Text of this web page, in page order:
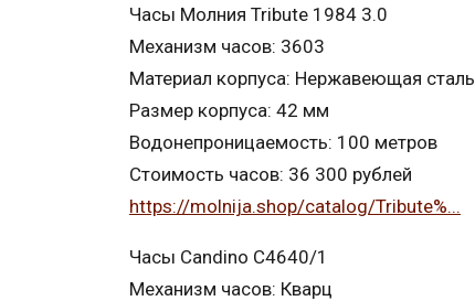
Часы Молния Tribute 1984 3.0
Механизм часов: 3603
Материал корпуса: Нержавеющая сталь
Размер корпуса: 42 мм
Водонепроницаемость: 100 метров
Стоимость часов: 36 300 рублей
https://molnija.shop/catalog/Tribute%...
Часы Candino C4640/1
Механизм часов: Кварц